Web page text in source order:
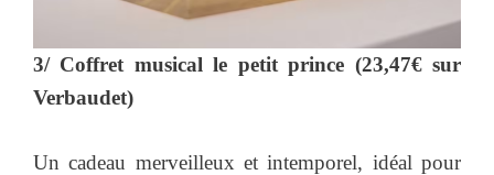
3/ Coffret musical le petit prince (23,47€ sur
Verbaudet)
Un cadeau merveilleux et intemporel, idéal pour